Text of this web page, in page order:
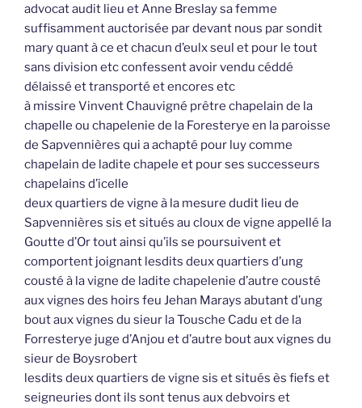
advocat audit lieu et Anne Breslay sa femme
suffisamment auctorisée par devant nous par sondit
mary quant à ce et chacun d’eulx seul et pour le tout
sans division etc confessent avoir vendu céddé
délaissé et transporté et encores etc
à missire Vinvent Chauvigné prêtre chapelain de la
chapelle ou chapelenie de la Foresterye en la paroisse
de Sapvennières qui a achapté pour luy comme
chapelain de ladite chapele et pour ses successeurs
chapelains d’icelle
deux quartiers de vigne à la mesure dudit lieu de
Sapvennières sis et situés au cloux de vigne appellé la
Goutte d’Or tout ainsi qu’ils se poursuivent et
comportent joignant lesdits deux quartiers d’ung
cousté à la vigne de ladite chapelenie d’autre cousté
aux vignes des hoirs feu Jehan Marays abutant d’ung
bout aux vignes du sieur la Tousche Cadu et de la
Forresterye juge d’Anjou et d’autre bout aux vignes du
sieur de Boysrobert
lesdits deux quartiers de vigne sis et situés ès fiefs et
seigneuries dont ils sont tenus aux debvoirs et